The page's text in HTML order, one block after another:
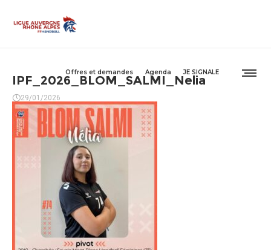
Offres et demandes Agenda JE SIGNALE
IPF_2026_BLOM_SALMI_Nelia
29/01/2026